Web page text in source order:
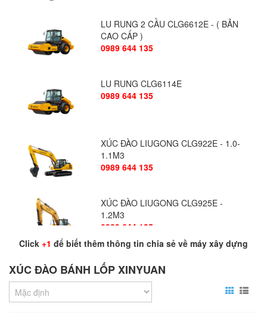
LU RUNG 2 CẦU CLG6612E - ( BẢN
CAO CẤP )
0989 644 135
0989 644 135
1.1M3
0989 644 135
1.2M3
0989 644 135
1.6M3
0989 644 135
Click +1 để biết thêm thông tin chia sẻ về máy xây dựng
XÚC ĐÀO BÁNH LỐP XINYUAN